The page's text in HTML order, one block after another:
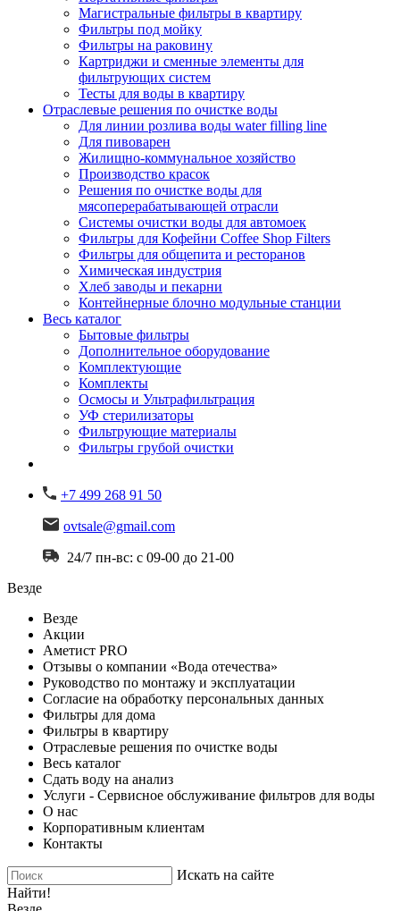
Магистральные фильтры в квартиру
Фильтры под мойку
Фильтры на раковину
Картриджи и сменные элементы для
фильтрующих систем
Тесты для воды в квартиру
Отраслевые решения по очистке воды
Для линии розлива воды water filling line
Для пивоварен
Жилищно-коммунальное хозяйство
Производство красок
Решения по очистке воды для
мясоперерабатывающей отрасли
Системы очистки воды для автомоек
Фильтры для Кофейни Coffee Shop Filters
Фильтры для общепита и ресторанов
Химическая индустрия
Хлеб заводы и пекарни
Контейнерные блочно модульные станции
Весь каталог
Бытовые фильтры
Дополнительное оборудование
Комплектующие
Комплекты
Осмосы и Ультрафильтрация
УФ стерилизаторы
Фильтрующие материалы
Фильтры грубой очистки
+7 499 268 91 50
ovtsale@gmail.com
24/7 пн-вс: с 09-00 до 21-00
Везде
Везде
Акции
Аметист PRO
Отзывы о компании «Вода отечества»
Руководство по монтажу и эксплуатации
Согласие на обработку персональных данных
Фильтры для дома
Фильтры в квартиру
Отраслевые решения по очистке воды
Весь каталог
Сдать воду на анализ
Услуги - Сервисное обслуживание фильтров для воды
О нас
Корпоративным клиентам
Контакты
Искать на сайте
Найти!